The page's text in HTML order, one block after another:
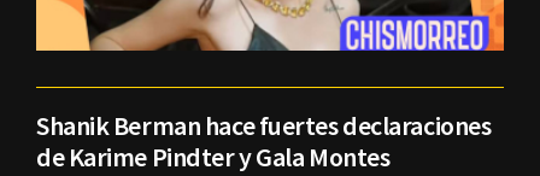
Shanik Berman hace fuertes declaraciones
de Karime Pindter y Gala Montes